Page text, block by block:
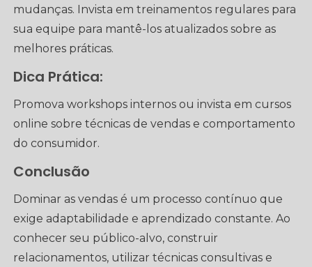
mudanças. Invista em treinamentos regulares para
sua equipe para mantê-los atualizados sobre as
melhores práticas.
Dica Prática:
Promova workshops internos ou invista em cursos
online sobre técnicas de vendas e comportamento
do consumidor.
Conclusão
Dominar as vendas é um processo contínuo que
exige adaptabilidade e aprendizado constante. Ao
conhecer seu público-alvo, construir
relacionamentos, utilizar técnicas consultivas e